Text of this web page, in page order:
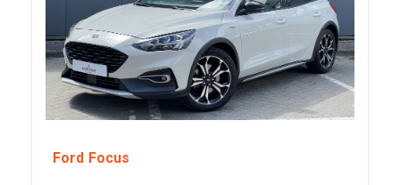
Ford Focus